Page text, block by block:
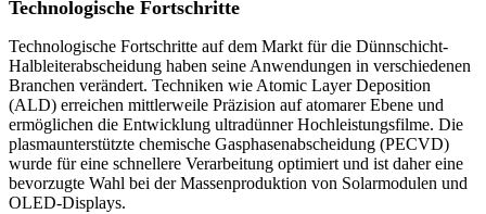
Technologische Fortschritte
Technologische Fortschritte auf dem Markt für die Dünnschicht-
Halbleiterabscheidung haben seine Anwendungen in verschiedenen
Branchen verändert. Techniken wie Atomic Layer Deposition
(ALD) erreichen mittlerweile Präzision auf atomarer Ebene und
ermöglichen die Entwicklung ultradünner Hochleistungsfilme. Die
plasmaunterstützte chemische Gasphasenabscheidung (PECVD)
wurde für eine schnellere Verarbeitung optimiert und ist daher eine
bevorzugte Wahl bei der Massenproduktion von Solarmodulen und
OLED-Displays.